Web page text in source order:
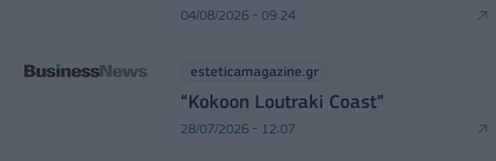
04/08/2026 - 09:24
esteticamagazine.gr
“Kokoon Loutraki Coast”
28/07/2026 - 12:07